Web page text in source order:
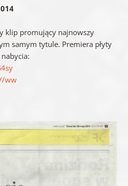
klip promujący najnowszy
samym tytule. Premiera płyty
ww